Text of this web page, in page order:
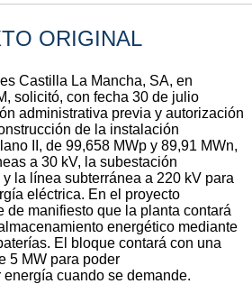
ORIGINAL
Castilla La Mancha, SA, en
solicitó, con fecha 30 de julio
administrativa previa y autorización
de la instalación
II, de 99,658 MWp y 89,91 MWn,
a 30 kV, la subestación
la línea subterránea a 220 kV para
eléctrica. En el proyecto
de manifiesto que la planta contará
energético mediante
El bloque contará con una
5 MW para poder
cuando se demande.